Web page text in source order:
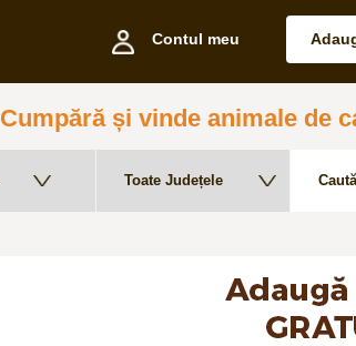
Contul meu
Cumpără și vinde animale de